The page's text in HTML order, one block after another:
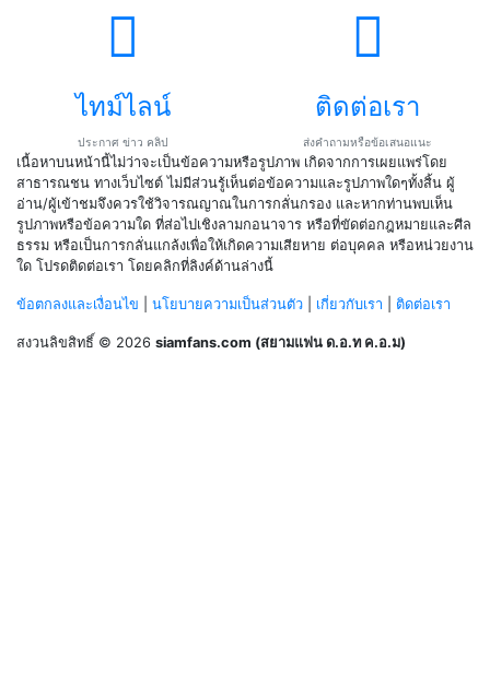
ไทม์ไลน์
ประกาศ ข่าว คลิป
ติดต่อเรา
ส่งคำถามหรือข้อเสนอแนะ
เนื้อหาบนหน้านี้ไม่ว่าจะเป็นข้อความหรือรูปภาพ เกิดจากการเผยแพร่โดย
สาธารณชน ทางเว็บไซต์ ไม่มีส่วนรู้เห็นต่อข้อความและรูปภาพใดๆทั้งสิ้น ผู้
อ่าน/ผู้เข้าชมจึงควรใช้วิจารณญาณในการกลั่นกรอง และหากท่านพบเห็น
รูปภาพหรือข้อความใด ที่ส่อไปเชิงลามกอนาจาร หรือที่ขัดต่อกฎหมายและศีล
ธรรม หรือเป็นการกลั่นแกล้งเพื่อให้เกิดความเสียหาย ต่อบุคคล หรือหน่วยงาน
ใด โปรดติดต่อเรา โดยคลิกที่ลิงค์ด้านล่างนี้
ข้อตกลงและเงื่อนไข นโยบายความเป็นส่วนตัว เกี่ยวกับเรา ติดต่อเรา
สงวนลิขสิทธิ์ © 2026 siamfans.com (สยามแฟน ด.อ.ท ค.อ.ม)